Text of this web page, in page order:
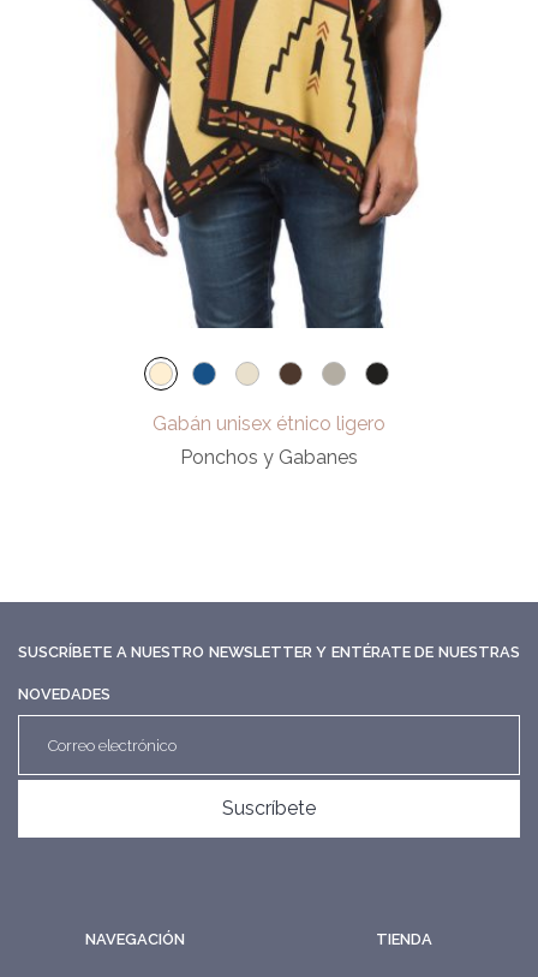
Gabán unisex étnico ligero
Ponchos y Gabanes
SUSCRÍBETE A NUESTRO NEWSLETTER Y ENTÉRATE DE NUESTRAS
NOVEDADES
Suscríbete
NAVEGACIÓN TIENDA